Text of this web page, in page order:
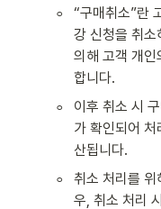
◦
“구매취소”란
강 신청을 취소
의해 고객 개인
합니다.
◦
이후 취소 시
가 확인되어 처
산됩니다.
◦
취소 처리를 위
우, 취소 처리